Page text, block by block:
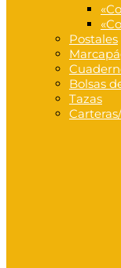
Postales
Bolsas
Tazas